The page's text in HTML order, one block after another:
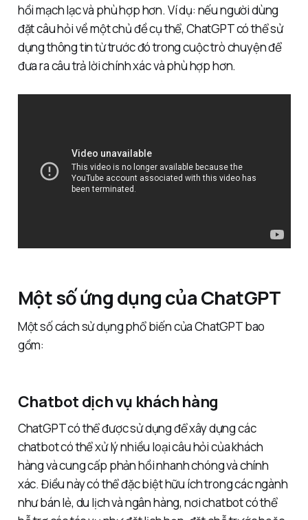
hồi mạch lạc và phù hợp hơn. Ví dụ: nếu người dùng
đặt câu hỏi về một chủ đề cụ thể, ChatGPT có thể sử
dụng thông tin từ trước đó trong cuộc trò chuyện để
đưa ra câu trả lời chính xác và phù hợp hơn.
Một số ứng dụng của ChatGPT
Một số cách sử dụng phổ biến của ChatGPT bao
gồm:
Chatbot dịch vụ khách hàng
ChatGPT có thể được sử dụng để xây dựng các
chatbot có thể xử lý nhiều loại câu hỏi của khách
hàng và cung cấp phản hồi nhanh chóng và chính
xác. Điều này có thể đặc biệt hữu ích trong các ngành
như bán lẻ, du lịch và ngân hàng, nơi chatbot có thể